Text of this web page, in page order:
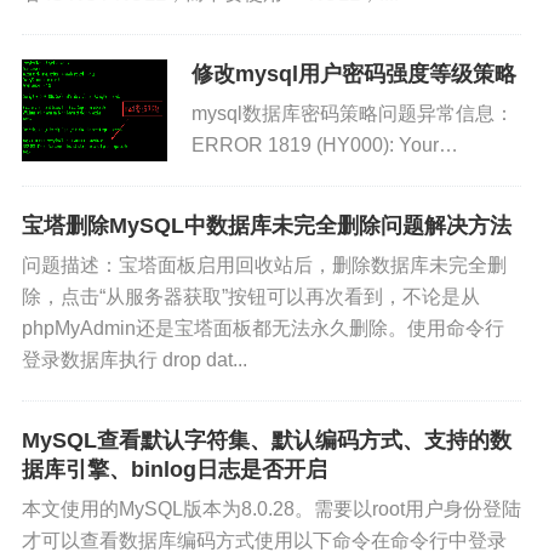
本站文章除注明转载/出处外，均为原创，若要转载请
务必注明出处。转载后请将转载链接通过邮件告知我
站，谢谢合作。本站邮箱：admin@only4.work
尊重他人劳动成果，共创和谐网络环境。点击
版权声明 查看本站相关条款。
版权声明：本文由 张小弟之家
修改mysql用户密码强度等级策略
mysql数据库密码策略问题异常信息：
ERROR 1819 (HY000): Your
宝塔删除MySQL中数据库未完全删除问题解决方法
问题描述：宝塔面板启用回收站后，删除数据库未完全删
除，点击“从服务器获取”按钮可以再次看到，不论是从
phpMyAdmin还是宝塔面板都无法永久删除。使用命令行
登录数据库执行 drop dat...
MySQL查看默认字符集、默认编码方式、支持的数
据库引擎、binlog日志是否开启
本文使用的MySQL版本为8.0.28。需要以root用户身份登陆
才可以查看数据库编码方式使用以下命令在命令行中登录